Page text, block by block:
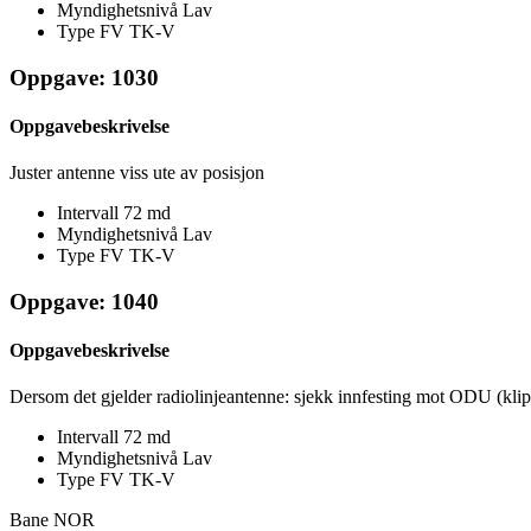
Myndighetsnivå Lav
Type FV TK-V
Oppgave: 1030
Oppgavebeskrivelse
Juster antenne viss ute av posisjon
Intervall 72 md
Myndighetsnivå Lav
Type FV TK-V
Oppgave: 1040
Oppgavebeskrivelse
Dersom det gjelder radiolinjeantenne: sjekk innfesting mot ODU
Intervall 72 md
Myndighetsnivå Lav
Type FV TK-V
Bane NOR